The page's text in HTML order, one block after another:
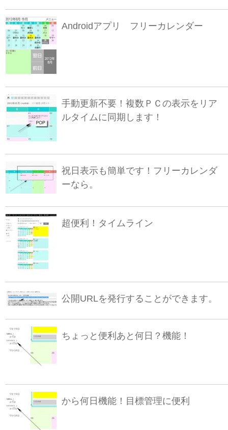
Androidアプリ フリーカレンダー
手動更新不要！複数ＰＣの表示をリア
ルタイムに同期します！
祝日表示も簡単です！フリーカレンダ
ーなら。
超便利！タイムライン
公開URLを発行することができます。
ちょっと便利あと何日？機能！
から何日機能！目標管理に便利